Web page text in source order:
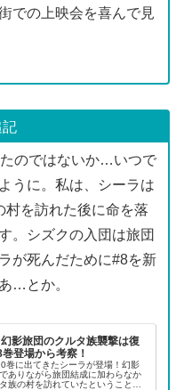
での上映会を喜んで見
のではないか…いつで
うに。私は、シーラは
を訪れた後に命を落
。シズクの入団は旅団
が死んだために#8を新
…とか。
幻影旅団のクルタ族襲撃は復
登場から考察！
巻に出てきたシーラが登場！幻影
ありながら旅団結成に加わらなか
族の村を訪れていたということ